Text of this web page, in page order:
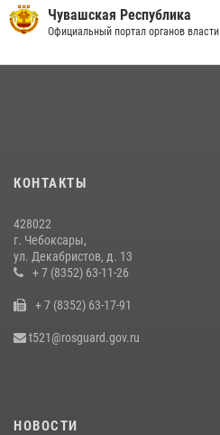
Чувашская Республика
Официальный портал органов власти
КОНТАКТЫ
428022
г. Чебоксары,
ул. Декабристов, д. 13
+ 7 (8352) 63-11-26
+ 7 (8352) 63-17-91
t521@rosguard.gov.ru
НОВОСТИ